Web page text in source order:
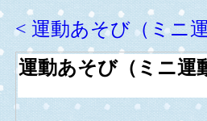
< 運動あそび（ミニ
運動あそび（ミニ運